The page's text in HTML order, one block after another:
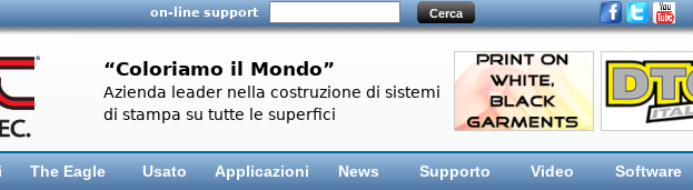
on-line support
“Coloriamo il Mondo”
Azienda leader nella costruzione di sistemi
di stampa su tutte le superfici
The Eagle Usato Applicazioni News Supporto Video Software